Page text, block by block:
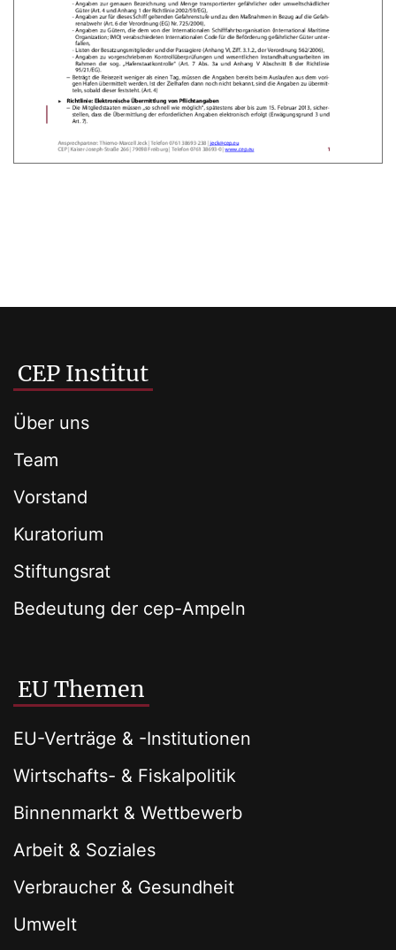
CEP Institut
Über uns
Team
Vorstand
Kuratorium
Stiftungsrat
Bedeutung der cep-Ampeln
EU Themen
EU-Verträge & -Institutionen
Wirtschafts- & Fiskalpolitik
Binnenmarkt & Wettbewerb
Arbeit & Soziales
Verbraucher & Gesundheit
Umwelt